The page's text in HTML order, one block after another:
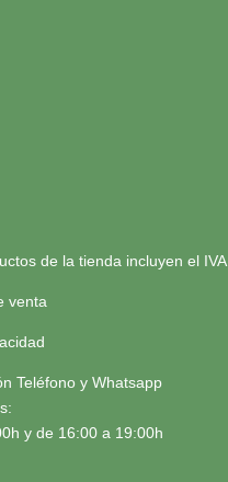
de la tienda incluyen el IVA
venta
Teléfono y Whatsapp
y de 16:00 a 19:00h